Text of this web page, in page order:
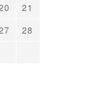
21
28